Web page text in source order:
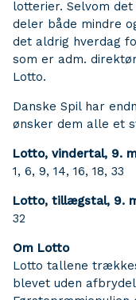
lotterier. Selvom
deler både mindre
det aldrig hverdag
som er adm.
Lotto.
Danske Spil har
ønsker dem alle et
Lotto, vindertal, 9.
1, 6, 9, 14, 16, 18, 33
Lotto, tillægstal, 9.
32
Om Lotto
Lotto tallene
blevet uden